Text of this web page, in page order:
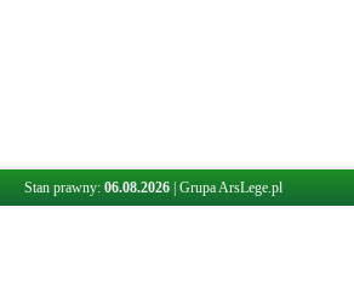
Stan prawny: 06.08.2026 Grupa ArsLege.pl